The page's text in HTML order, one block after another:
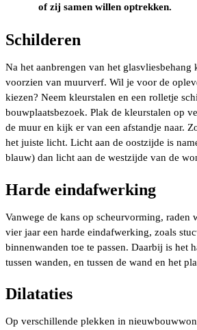
of zij samen willen optrekken.
Schilderen
Na het aanbrengen van het glasvliesbehang
voorzien van muurverf. Wil je voor de
kiezen? Neem kleurstalen en een rolletje
bouwplaatsbezoek. Plak de kleurstalen op
de muur en kijk er van een afstandje naar.
het juiste licht. Licht aan de oostzijde is
blauw) dan licht aan de westzijde van de
Harde eindafwerking
Vanwege de kans op scheurvorming, raden
vier jaar een harde eindafwerking, zoals
binnenwanden toe te passen. Daarbij is het
tussen wanden, en tussen de wand en het
Dilataties
Op verschillende plekken in